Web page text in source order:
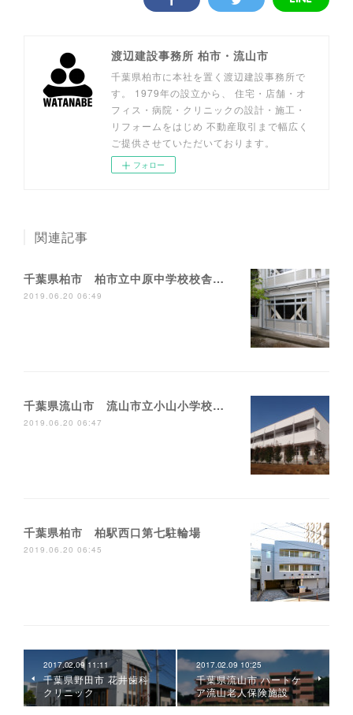
渡辺建設事務所 柏市・流山市
千葉県柏市に本社を置く渡辺建設事務所で
す。 1979年の設立から、 住宅・店舗・オ
フィス・病院・クリニックの設計・施工・
リフォームをはじめ 不動産取引まで幅広く
ご提供させていただいております。
フォロー
関連記事
千葉県柏市 柏市立中原中学校校舎耐震補強工事
2019.06.20 06:49
千葉県流山市 流山市立小山小学校校舎増築工事
2019.06.20 06:47
千葉県柏市 柏駅西口第七駐輪場
2019.06.20 06:45
2017.02.09 11:11
千葉県野田市 花井歯科
クリニック
2017.02.09 10:25
千葉県流山市 ハートケ
ア流山老人保険施設